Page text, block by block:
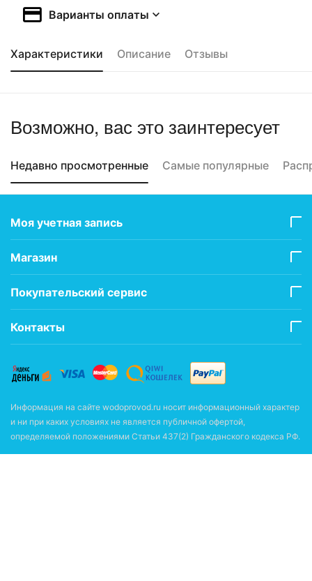
Варианты оплаты
Характеристики Описание Отзывы
Возможно, вас это заинтересует
Недавно просмотренные Самые популярные
Моя учетная запись
Магазин
Покупательский сервис
Контакты
Информация на сайте wodoprovod.ru носит информационный характер
и ни при каких условиях не является публичной офертой,
определяемой положениями Статьи 437(2) Гражданского кодекса РФ.